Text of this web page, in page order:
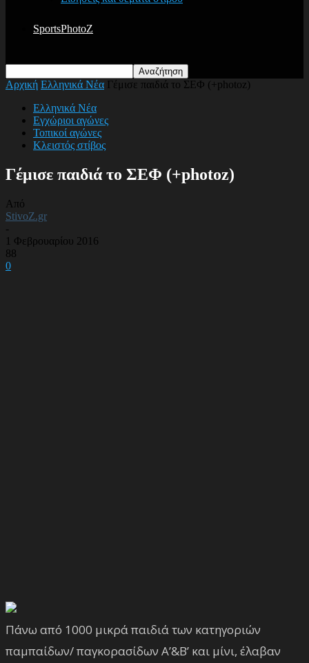
SportsPhotoZ
Αρχική Ελληνικά Νέα Γέμισε παιδιά το ΣΕΦ (+photoz)
Ελληνικά Νέα
Εγχώριοι αγώνες
Τοπικοί αγώνες
Κλειστός στίβος
Γέμισε παιδιά το ΣΕΦ (+photoz)
Από
StivoZ.gr
-
1 Φεβρουαρίου 2016
88
0
Πάνω από 1000 μικρά παιδιά των κατηγοριών
παμπαίδων/ παγκορασίδων Α’&Β’ και μίνι, έλαβαν